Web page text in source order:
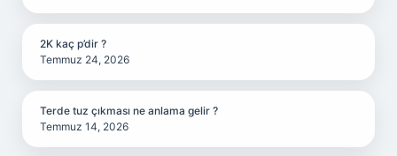
2K kaç p’dir ?
Temmuz 24, 2026
Terde tuz çıkması ne anlama gelir ?
Temmuz 14, 2026